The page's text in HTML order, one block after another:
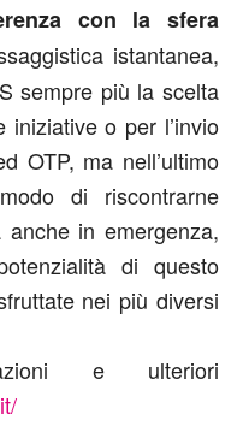
con la sfera
istantanea,
sempre più la scelta
iniziative o per l’invio
OTP, ma nell’ultimo
di riscontrarne
anche in emergenza,
di questo
nei più diversi
e ulteriori